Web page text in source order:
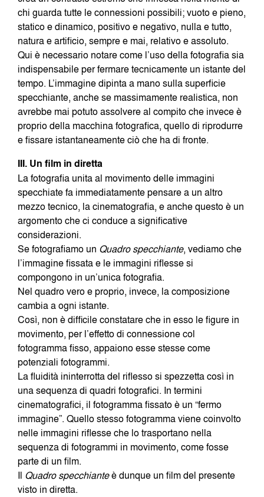
chi guarda tutte le connessioni possibili; vuoto e pieno,
statico e dinamico, positivo e negativo, nulla e tutto,
natura e artificio, sempre e mai, relativo e assoluto.
Qui è necessario notare come l’uso della fotografia sia
indispensabile per fermare tecnicamente un istante del
tempo. L’immagine dipinta a mano sulla superficie
specchiante, anche se massimamente realistica, non
avrebbe mai potuto assolvere al compito che invece è
proprio della macchina fotografica, quello di riprodurre
e fissare istantaneamente ciò che ha di fronte.
III. Un film in diretta
La fotografia unita al movimento delle immagini
specchiate fa immediatamente pensare a un altro
mezzo tecnico, la cinematografia, e anche questo è un
argomento che ci conduce a significative
considerazioni.
Se fotografiamo un Quadro specchiante, vediamo che
l’immagine fissata e le immagini riflesse si
compongono in un’unica fotografia.
Nel quadro vero e proprio, invece, la composizione
cambia a ogni istante.
Così, non è difficile constatare che in esso le figure in
movimento, per l’effetto di connessione col
fotogramma fisso, appaiono esse stesse come
potenziali fotogrammi.
La fluidità ininterrotta del riflesso si spezzetta così in
una sequenza di quadri fotografici. In termini
cinematografici, il fotogramma fissato è un “fermo
immagine”. Quello stesso fotogramma viene coinvolto
nelle immagini riflesse che lo trasportano nella
sequenza di fotogrammi in movimento, come fosse
parte di un film.
Il Quadro specchianteè dunque un film del presente
visto in diretta.